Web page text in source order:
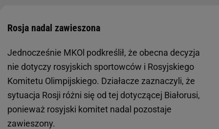
Rosja nadal zawieszona
Jednocześnie MKOl podkreślił, że obecna decyzja
nie dotyczy rosyjskich sportowców i Rosyjskiego
Komitetu Olimpijskiego. Działacze zaznaczyli, że
sytuacja Rosji różni się od tej dotyczącej Białorusi,
ponieważ rosyjski komitet nadal pozostaje
zawieszony.